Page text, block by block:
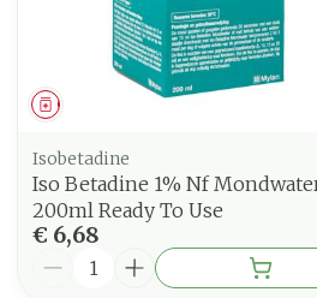
Geneesmiddel
Isobetadine
Iso Betadine 1% Nf
200ml Ready To Use
€ 6,68
Aantal